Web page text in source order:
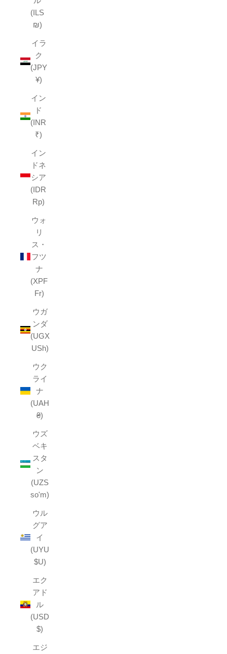
(ILS
₪)
イラ
ク
(JPY
¥)
イン
ド
(INR
₹)
イン
ドネ
シア
(IDR
Rp)
ウォ
リ
ス・
フツ
ナ
(XPF
Fr)
ウガ
ンダ
(UGX
USh)
ウク
ライ
ナ
(UAH
₴)
ウズ
ベキ
スタ
ン
(UZS
so'm)
ウル
グア
イ
(UYU
$U)
エク
アド
ル
(USD
$)
エジ